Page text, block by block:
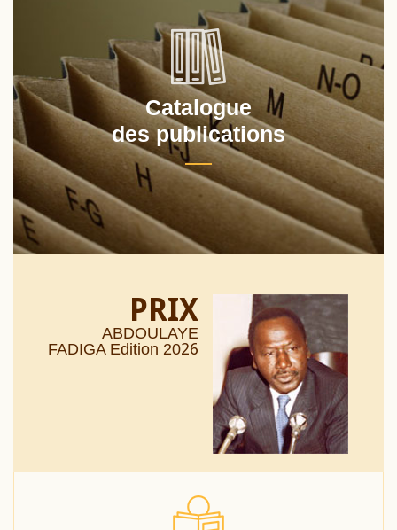
Catalogue
des publications
PRIX
ABDOULAYE
FADIGA Edition 2026